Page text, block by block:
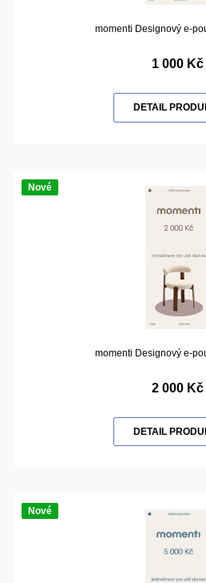
momenti Designový e-
1 000 Kč
DETAIL
Nové
momenti Designový e-
2 000 Kč
DETAIL
Nové